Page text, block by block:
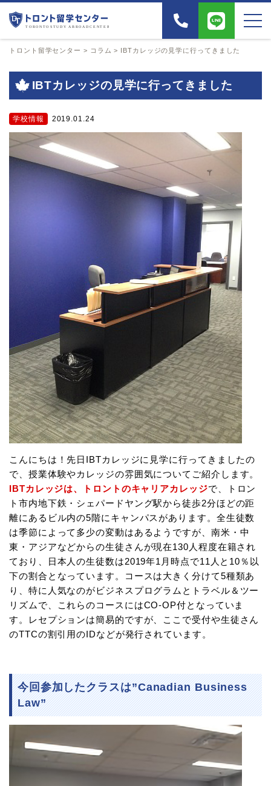
トロント留学センター > コラム > IBTカレッジの見学に行ってきました
IBTカレッジの見学に行ってきました
学校情報 2019.01.24
こんにちは！先日IBTカレッジに見学に行ってきましたの
で、授業体験やカレッジの雰囲気についてご紹介します。
IBTカレッジは、トロントのキャリアカレッジで、トロン
ト市内地下鉄・シェパードヤング駅から徒歩2分ほどの距
離にあるビル内の5階にキャンパスがあります。全生徒数
は季節によって多少の変動はあるようですが、南米・中
東・アジアなどからの生徒さんが現在130人程度在籍され
ており、日本人の生徒数は2019年1月時点で11人と10％以
下の割合となっています。コースは大きく分けて5種類あ
り、特に人気なのがビジネスプログラムとトラベル＆ツー
リズムで、これらのコースにはCO-OP付となっていま
す。レセプションは簡易的ですが、ここで受付や生徒さん
のTTCの割引用のIDなどが発行されています。
今回参加したクラスは”Canadian Business
Law”